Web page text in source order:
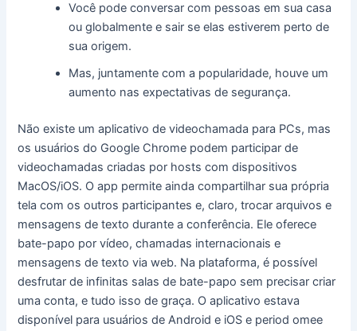
Você pode conversar com pessoas em sua casa
ou globalmente e sair se elas estiverem perto de
sua origem.
Mas, juntamente com a popularidade, houve um
aumento nas expectativas de segurança.
Não existe um aplicativo de videochamada para PCs, mas
os usuários do Google Chrome podem participar de
videochamadas criadas por hosts com dispositivos
MacOS/iOS. O app permite ainda compartilhar sua própria
tela com os outros participantes e, claro, trocar arquivos e
mensagens de texto durante a conferência. Ele oferece
bate-papo por vídeo, chamadas internacionais e
mensagens de texto via web. Na plataforma, é possível
desfrutar de infinitas salas de bate-papo sem precisar criar
uma conta, e tudo isso de graça. O aplicativo estava
disponível para usuários de Android e iOS e period omee